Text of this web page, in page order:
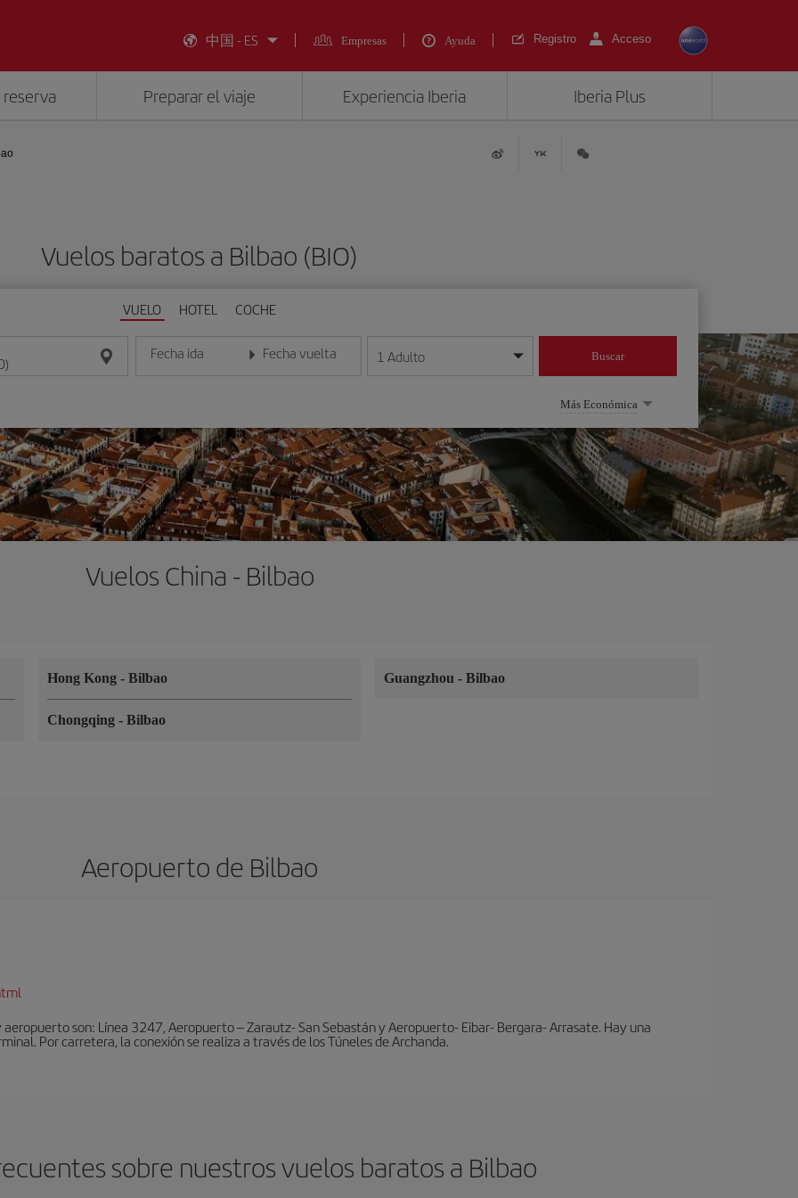
中国 - ES
Empresas Ayuda Registro Acceso
Preparar el viaje Experiencia Iberia Iberia Plus
Vuelos baratos a Bilbao (BIO)
VUELO HOTEL COCHE
Fecha ida
Introduce la fecha en formato día/mes/año
Fecha vuelta
Introduce la fecha en formato día/mes/año
1 Adulto Buscar
Más Económica
Vuelos China - Bilbao
Hong Kong - Bilbao
Chongqing - Bilbao
Guangzhou-Bilbao
Aeropuerto de Bilbao
son: Línea 3247, Aeropuerto – Zarautz- San Sebastán y Aeropuerto- Eibar- Bergara- Arrasate. Hay una
Por carretera, la conexión se realiza a través de los Túneles de Archanda.
sobre nuestros vuelos baratos a Bilbao